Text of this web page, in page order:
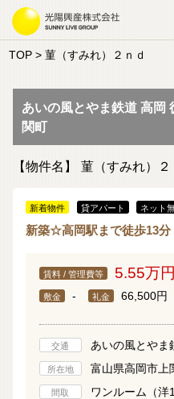
TOP> 菫（すみれ）２ｎｄ
あいの風とやま鉄道 高岡
関町
【物件名】 菫（すみれ）２
新着物件 貸アパート ネット
新築☆高岡駅まで徒歩13
賃料 / 管理費等 5.55万円
敷金 - 礼金 66,500円
交通 あいの風とやま
所在地 富山県高岡市上
間取 ワンルーム（洋